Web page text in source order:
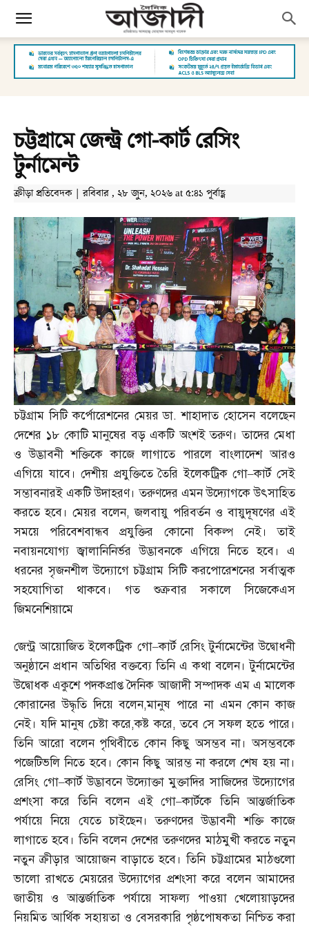
চট্টগ্রামে জেন্ট্র গো-কার্ট রেসিং
টুর্নামেন্ট
ক্রীড়া প্রতিবেদক | রবিবার , ২৮ জুন, ২০২৬ at ৫:৪১ পূর্বাহ্ণ
চট্টগ্রাম সিটি কর্পোরেশনের মেয়র ডা.শাহাদাত হোসেন বলেছেন
দেশের ১৮ কোটি মানুষের বড় একটি অংশই তরুণ। তাদের মেধা
ও উদ্ভাবনী শক্তিকে কাজে লাগাতে পারলে বাংলাদেশ আরও
এগিয়ে যাবে। দেশীয় প্রযুক্তিতে তৈরি ইলেকট্রিক গো–কার্ট সেই
সম্ভাবনারই একটি উদাহরণ। তরুণদের এমন উদ্যোগকে উৎসাহিত
করতে হবে। মেয়র বলেন,জলবায়ু পরিবর্তন ও বায়ুদূষণের এই
সময়ে পরিবেশবান্ধব প্রযুক্তির কোনো বিকল্প নেই। তাই
নবায়নযোগ্য জ্বালানিনির্ভর উদ্ভাবনকে এগিয়ে নিতে হবে। এ
ধরনের সৃজনশীল উদ্যোগে চট্টগ্রাম সিটি করপোরেশনের সর্বাত্মক
সহযোগিতা থাকবে। গত শুক্রবার সকালে সিজেকেএস
জিমনেশিয়ামে
জেন্ট্র আয়োজিত ইলেকট্রিক গো–কার্ট রেসিং টুর্নামেন্টের উদ্বোধনী
অনুষ্ঠানে প্রধান অতিথির বক্তব্যে তিনি এ কথা বলেন। টুর্নামেন্টের
উদ্বোধক একুশে পদকপ্রাপ্ত দৈনিক আজাদী সম্পাদক এম এ মালেক
কোরানের উদ্ধৃতি দিয়ে বলেন,মানুষ পারে না এমন কোন কাজ
নেই। যদি মানুষ চেষ্টা করে,কষ্ট করে,তবে সে সফল হতে পারে।
তিনি আরো বলেন পৃথিবীতে কোন কিছু অসম্ভব না। অসম্ভবকে
পজেটিভলি নিতে হবে। কোন কিছু আরম্ভ না করলে শেষ হয় না।
রেসিং গো–কার্ট উদ্ভাবনে উদ্যোক্তা মুক্তাদির সাজিদের উদ্যোগের
প্রশংসা করে তিনি বলেন এই গো–কার্টকে তিনি আন্তর্জাতিক
পর্যায়ে নিয়ে যেতে চাইছেন। তরুণদের উদ্ভাবনী শক্তি কাজে
লাগাতে হবে। তিনি বলেন দেশের তরুণদের মাঠমুখী করতে নতুন
নতুন ক্রীড়ার আয়োজন বাড়াতে হবে। তিনি চট্টগ্রামের মাঠগুলো
ভালো রাখতে মেয়রের উদ্যোগের প্রশংসা করে বলেন আমাদের
জাতীয় ও আন্তর্জাতিক পর্যায়ে সাফল্য পাওয়া খেলোয়াড়দের
নিয়মিত আর্থিক সহায়তা ও বেসরকারি পৃষ্ঠপোষকতা নিশ্চিত করা